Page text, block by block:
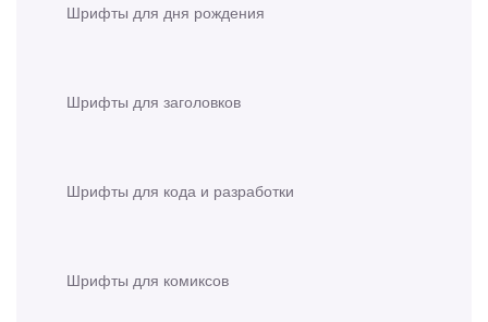
Шрифты для дня рождения
Шрифты для заголовков
Шрифты для кода и разработки
Шрифты для комиксов